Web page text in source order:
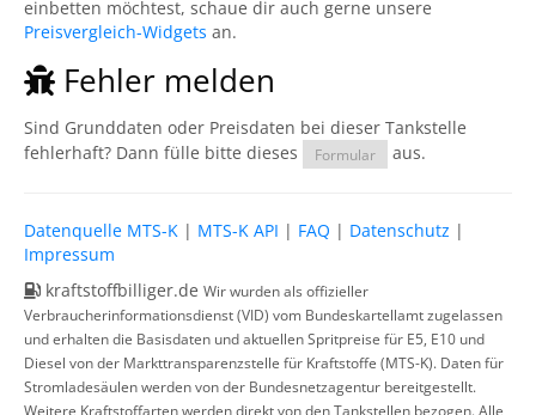
einbetten möchtest, schaue dir auch gerne unsere
Preisvergleich-Widgets an.
Fehler melden
Sind Grunddaten oder Preisdaten bei dieser Tankstelle
fehlerhaft? Dann fülle bitte dieses
Formular aus.
Datenquelle MTS-K | MTS-K API | FAQ | Datenschutz |
Impressum
kraftstoffbilliger.de Wir wurden als offizieller
Verbraucherinformationsdienst (VID) vom Bundeskartellamt zugelassen
und erhalten die Basisdaten und aktuellen Spritpreise für E5, E10 und
Diesel von der Markttransparenzstelle für Kraftstoffe (MTS-K). Daten für
Stromladesäulen werden von der Bundesnetzagentur bereitgestellt.
Weitere Kraftstoffarten werden direkt von den Tankstellen bezogen. Alle